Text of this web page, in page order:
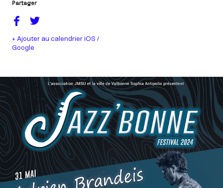
Partager
+ Ajouter au calendrier iOS /
Google